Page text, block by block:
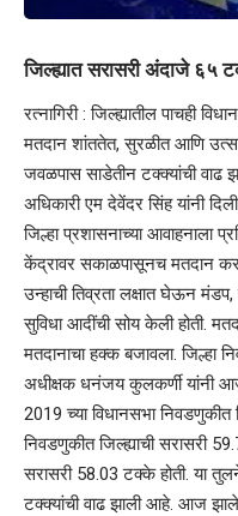
जिल्ह्यात सरासरी अंदाजे ६५
रत्नागिरी : जिल्ह्यातील पाचही
मतदान शांततेत, सुरळीत आणि
जवळपास साडेतीन टक्क्यांची वाढ
अधिकारी एम देवेंदर सिंह यांनी
जिल्हा प्रशासनाच्या आवाहनाला
केंद्रावर सकाळपासूनच मतदान
उन्हाची तिव्रता लक्षात घेऊन मंडप,
सुविधा आदींची सोय केली होती.
मतदानाचा हक्क बजावला. जिल्हा
अधीक्षक धनंजय कुलकर्णी यांनी
2019 च्या विधानसभा निवडणुकीत
निवडणुकीत जिल्ह्याची सरासरी
सरासरी 58.03 टक्के होती. या
टक्क्यांची वाढ झाली आहे. आज